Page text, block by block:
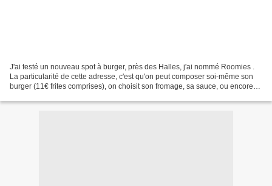
J'ai testé un nouveau spot à burger, près des Halles, j'ai nommé Roomies .
La particularité de cette adresse, c'est qu'on peut composer soi-même son
burger (11€ frites comprises), on choisit son fromage, sa sauce, ou encore